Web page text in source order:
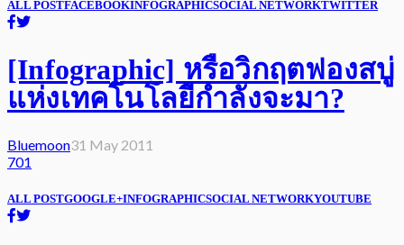
ALL POSTFACEBOOKINFOGRAPHICSOCIAL NETWORKTWITTER
[Infographic] หรือวิกฤตฟองสบู่
แห่งเทคโนโลยีกำลังจะมา?
Bluemoon31 May 2011
701
ALL POSTGOOGLE+INFOGRAPHICSOCIAL NETWORKYOUTUBE